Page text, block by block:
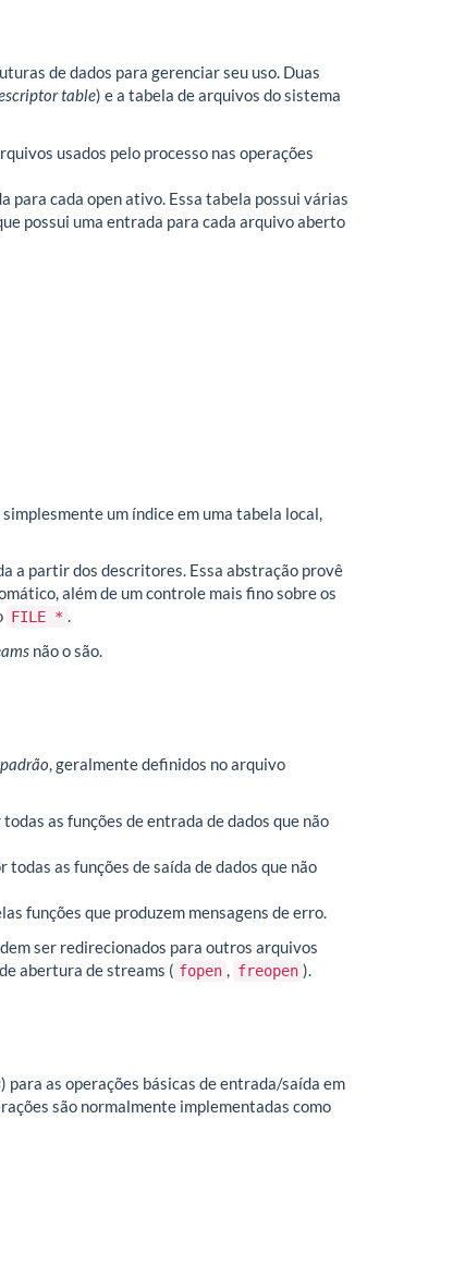
de dados para gerenciar seu uso. Duas
table) e a tabela de arquivos do sistema
usados pelo processo nas operações
para cada open ativo. Essa tabela possui várias
possui uma entrada para cada arquivo aberto
um índice em uma tabela local,
a partir dos descritores. Essa abstração provê
além de um controle mais fino sobre os
FILE * .
não o são.
, geralmente definidos no arquivo
as funções de entrada de dados que não
as funções de saída de dados que não
funções que produzem mensagens de erro.
ser redirecionados para outros arquivos
abertura de streams ( fopen freopen ).
) para as operações básicas de entrada/saída em
são normalmente implementadas como